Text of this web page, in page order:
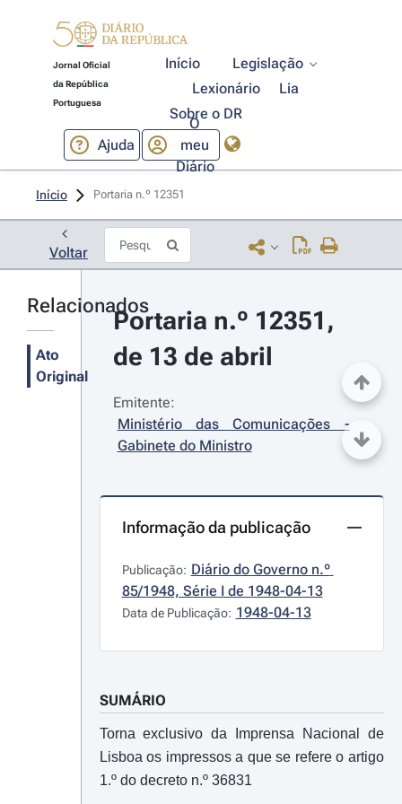
Jornal Oficial
da República
Portuguesa
Início
Legislação
Lexionário
Lia
Sobre o DR
Ajuda
O
meu
Diário
Início Portaria n.º 12351
Voltar
Relacionados
Ato
Original
Portaria n.º 12351,
de 13 de abril
Emitente:
Ministério das Comunicações -
Gabinete do Ministro
Informação da publicação
Publicação: Diário do Governo n.º
85/1948, Série I de 1948-04-13
Data de Publicação: 1948-04-13
SUMÁRIO
Torna exclusivo da Imprensa Nacional de
Lisboa os impressos a que se refere o artigo
1.º do decreto n.º 36831